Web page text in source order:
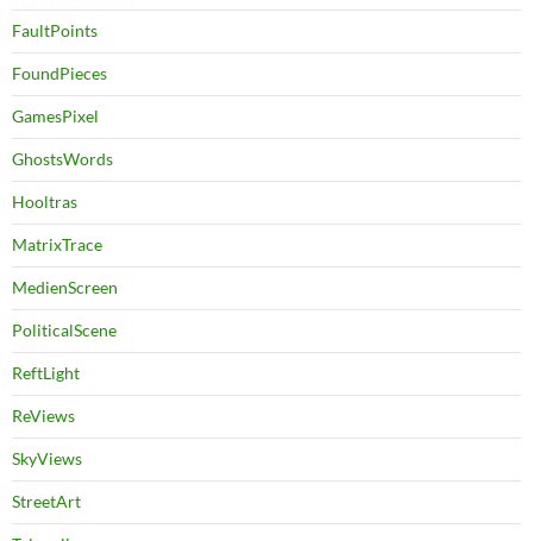
FaultPoints
FoundPieces
GamesPixel
GhostsWords
Hooltras
MatrixTrace
MedienScreen
PoliticalScene
ReftLight
ReViews
SkyViews
StreetArt